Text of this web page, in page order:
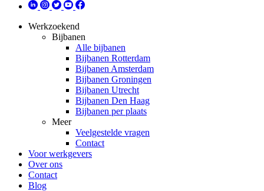
Werkzoekend
Bijbanen
Alle bijbanen
Bijbanen Rotterdam
Bijbanen Amsterdam
Bijbanen Groningen
Bijbanen Utrecht
Bijbanen Den Haag
Bijbanen per plaats
Meer
Veelgestelde vragen
Contact
Voor werkgevers
Over ons
Contact
Blog